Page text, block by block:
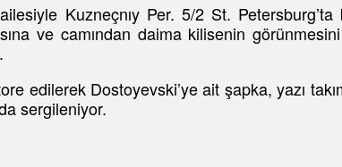
Kuzneçnıy Per. 5/2 St. Petersburg’ta
ve camından daima kilisenin
edilerek Dostoyevski’ye ait şapka, yazı
sergileniyor.